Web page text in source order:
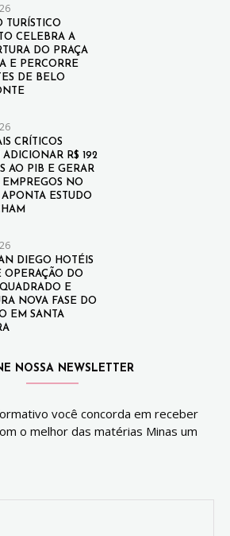
TURÍSTICO
CELEBRA A
DO PRAÇA
E PERCORRE
DE BELO
CRÍTICOS
ADICIONAR R$ 192
AO PIB E GERAR
NO
APONTA ESTUDO
DIEGO HOTÉIS
OPERAÇÃO DO
E
NOVA FASE DO
EM SANTA
NOSSA NEWSLETTER
você concorda em receber
o melhor das matérias Minas um